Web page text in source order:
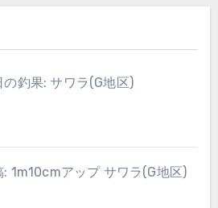
の釣果: サワラ(G地区)
: 1m10cmアップ サワラ(G地区)